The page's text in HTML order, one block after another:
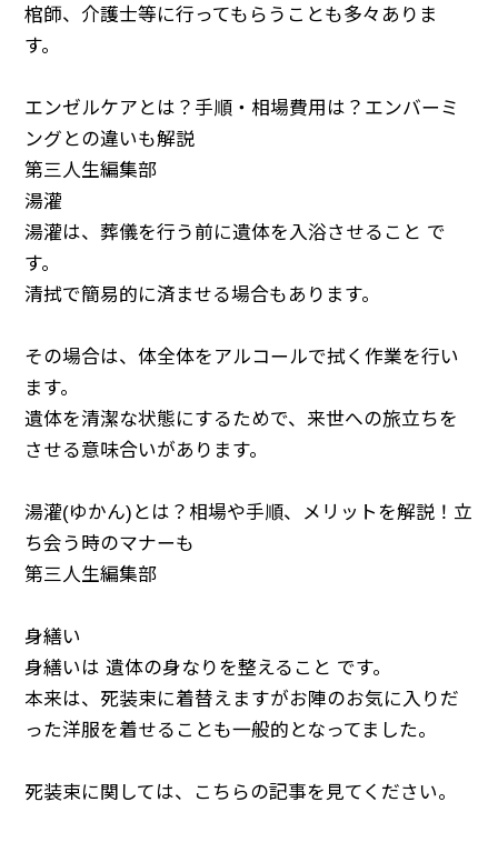
棺師、介護士等に行ってもらうことも多々ありま
す。
エンゼルケアとは？手順・相場費用は？エンバーミ
ングとの違いも解説
第三人生編集部
湯灌
湯灌は、葬儀を行う前に遺体を入浴させること で
す。
清拭で簡易的に済ませる場合もあります。
その場合は、体全体をアルコールで拭く作業を行い
ます。
遺体を清潔な状態にするためで、来世への旅立ちを
させる意味合いがあります。
湯灌(ゆかん)とは？相場や手順、メリットを解説！立
ち会う時のマナーも
第三人生編集部
身繕い
身繕いは 遺体の身なりを整えること です。
本来は、死装束に着替えますがお陣のお気に入りだ
った洋服を着せることも一般的となってました。
死装束に関しては、こちらの記事を見てください。